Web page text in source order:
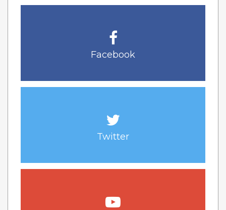
Facebook
Twitter